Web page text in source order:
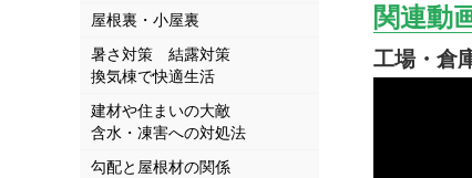
屋根裏・小屋裏
暑さ対策 結露対策
換気棟で快適生活
建材や住まいの大敵
含水・凍害への対処法
勾配と屋根材の関係
関連動
工場・倉